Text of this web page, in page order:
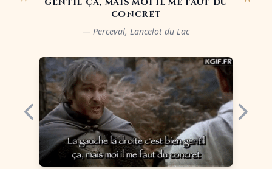
concret
— Perceval, Lancelot du Lac